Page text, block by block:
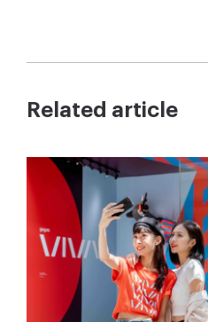
Related article